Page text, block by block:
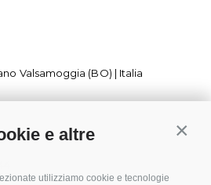
e altre
utilizziamo cookie e tecnologie
Valsamoggia (BO) | Italia